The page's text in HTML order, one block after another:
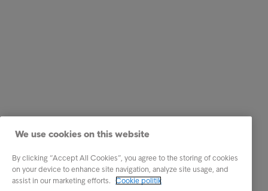
We use cookies on this website
By clicking “Accept All Cookies”, you agree to the storing of cookies
on your device to enhance site navigation, analyze site usage, and
assist in our marketing efforts. Cookie politik